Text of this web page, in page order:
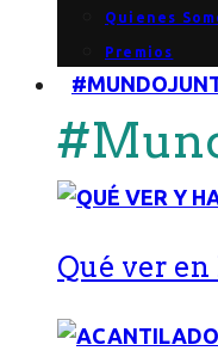
Quienes
Premios
Qué ver